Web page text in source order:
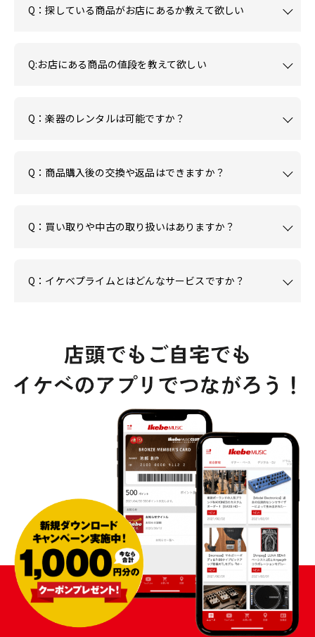
Q：探している商品がお店にあるか教えて欲しい
Q:お店にある商品の値段を教えて欲しい
Q：楽器のレンタルは可能ですか？
Q：商品購入後の交換や返品はできますか？
Q：買い取りや中古の取り扱いはありますか？
Q：イケベプライムとはどんなサービスですか？